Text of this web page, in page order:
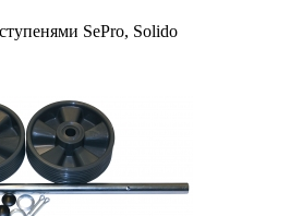
SePro, Solido